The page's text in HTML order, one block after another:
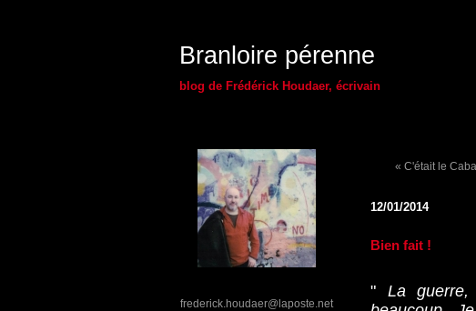
Branloire pérenne
blog de Frédérick Houdaer, écrivain
frederick.houdaer@laposte.net
« C'était le
12/01/2014
Bien fait !
" La